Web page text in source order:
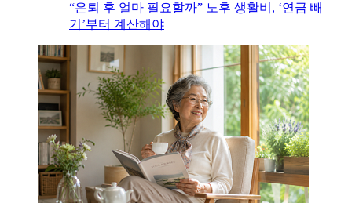
“은퇴 후 얼마 필요할까” 노후 생활비, ‘연금 빼
기’부터 계산해야